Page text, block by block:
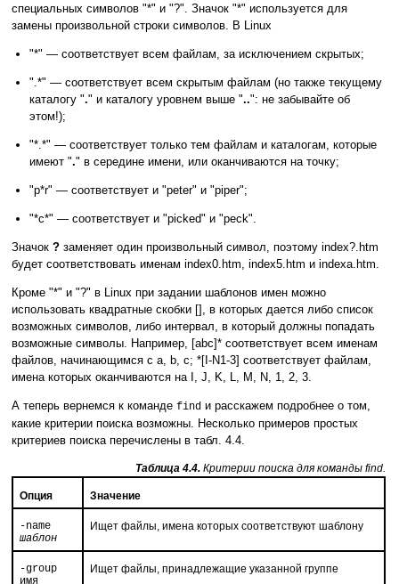
специальных символов "*" и "?". Значок "*" используется для
замены произвольной строки символов. В Linux
"*" — соответствует всем файлам, за исключением скрытых;
".*" — соответствует всем скрытым файлам (но также текущему
каталогу "." и каталогу уровнем выше "..": не забывайте об
этом!);
"*.*" — соответствует только тем файлам и каталогам, которые
имеют "." в середине имени, или оканчиваются на точку;
"p*r" — соответствует и "peter" и "piper";
"*c*" — соответствует и "picked" и "peck".
Значок ? заменяет один произвольный символ, поэтому index?.htm
будет соответствовать именам index0.htm, index5.htm и indexa.htm.
Кроме "*" и "?" в Linux при задании шаблонов имен можно
использовать квадратные скобки [], в которых дается либо список
возможных символов, либо интервал, в который должны попадать
возможные символы. Например, [abc]* соответствует всем именам
файлов, начинающимся с a, b, c; *[I-N1-3] соответствует файлам,
имена которых оканчиваются на I, J, K, L, M, N, 1, 2, 3.
А теперь вернемся к команде find и расскажем подробнее о том,
какие критерии поиска возможны. Несколько примеров простых
критериев поиска перечислены в табл. 4.4.
Таблица 4.4. Критерии поиска для команды find.
Опция Значение
-name
шаблон
Ищет файлы, имена которых соответствуют шаблону
-group
имя
Ищет файлы, принадлежащие указанной группе